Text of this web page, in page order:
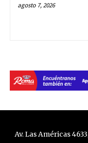
agosto 7, 2026
Av. Las Américas